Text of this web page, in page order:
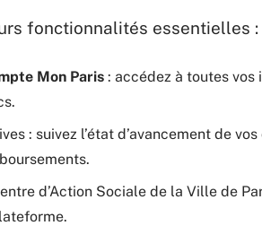
fonctionnalités essentielles :
Mon Paris : accédez à toutes
: suivez l’état d’avancement de vos
d’Action Sociale de la Ville de